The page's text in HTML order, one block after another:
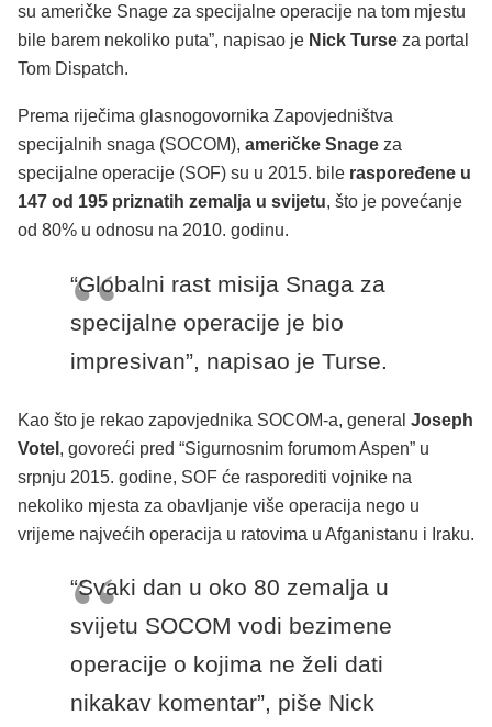
su američke Snage za specijalne operacije na tom mjestu
bile barem nekoliko puta”, napisao je Nick Turse za portal
Tom Dispatch.
Prema riječima glasnogovornika Zapovjedništva
specijalnih snaga (SOCOM), američke Snage za
specijalne operacije (SOF) su u 2015. bile raspoređene u
147 od 195 priznatih zemalja u svijetu, što je povećanje
od 80% u odnosu na 2010. godinu.
“Globalni rast misija Snaga za
specijalne operacije je bio
impresivan”, napisao je Turse.
Kao što je rekao zapovjednika SOCOM-a, general Joseph
Votel , govoreći pred “Sigurnosnim forumom Aspen” u
srpnju 2015. godine, SOF će rasporediti vojnike na
nekoliko mjesta za obavljanje više operacija nego u
vrijeme najvećih operacija u ratovima u Afganistanu i Iraku.
“Svaki dan u oko 80 zemalja u
svijetu SOCOM vodi bezimene
operacije o kojima ne želi dati
nikakav komentar”, piše Nick